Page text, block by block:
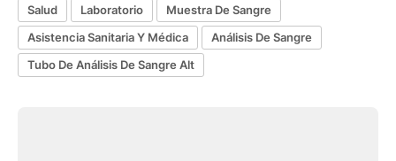
Salud Laboratorio
Muestra De Sangre
Asistencia Sanitaria Y Médica
Análisis De Sangre
Tubo De Análisis De Sangre Alt